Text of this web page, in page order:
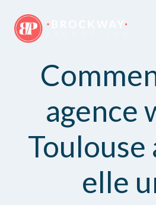
agence
Toulouse
elle